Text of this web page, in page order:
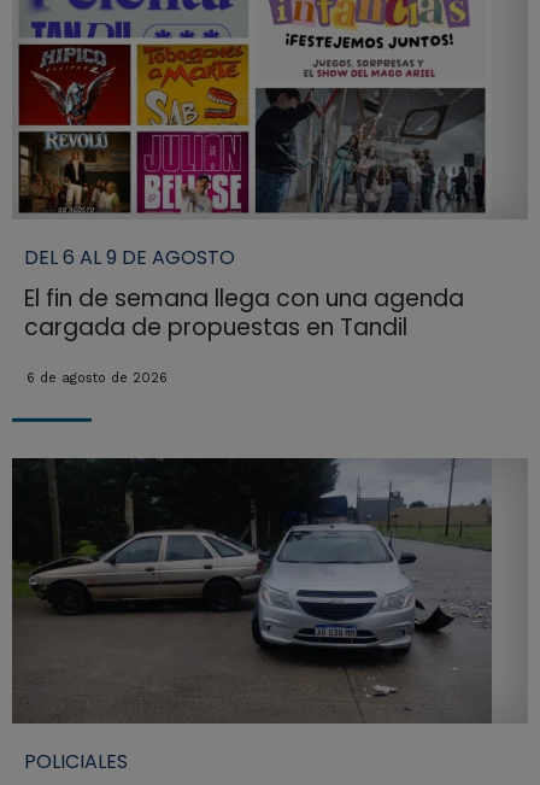
DEL 6 AL 9 DE AGOSTO
El fin de semana llega con una agenda
cargada de propuestas en Tandil
6 de agosto de 2026
POLICIALES